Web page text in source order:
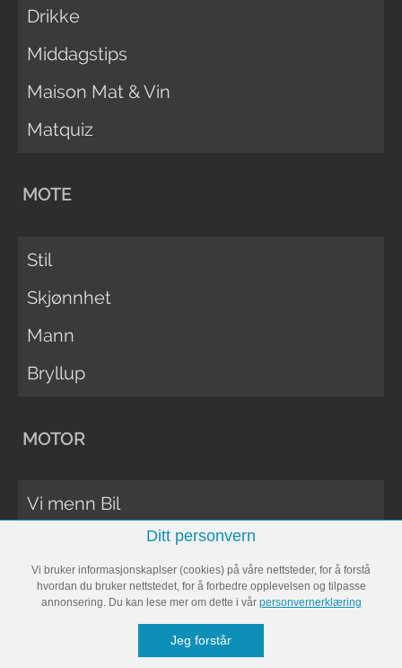
Drikke
Middagstips
Maison Mat & Vin
Matquiz
MOTE
Stil
Skjønnhet
Mann
Bryllup
MOTOR
Vi menn Bil
Vi Menn Båt
Ditt personvern
Vi bruker informasjonskaplser (cookies) på våre nettsteder, for å forstå
hvordan du bruker nettstedet, for å forbedre opplevelsen og tilpasse
annonsering. Du kan lese mer om dette i vår personvernerklæring
Jeg forstår